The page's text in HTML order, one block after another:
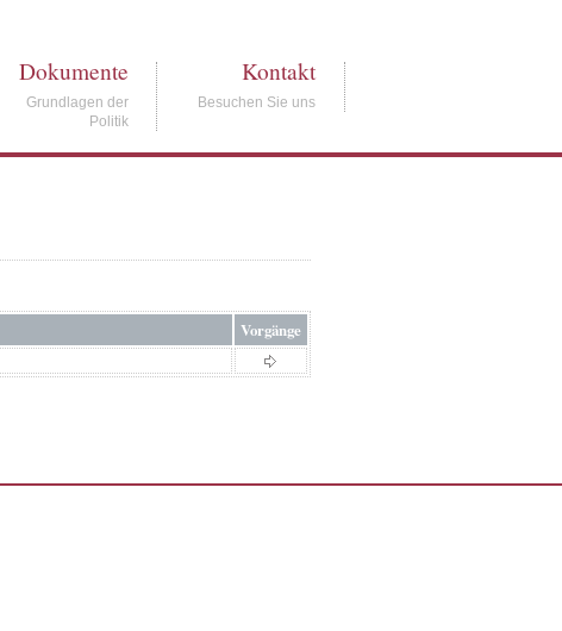
Dokumente
Grundlagen der
Politik
Kontakt
Besuchen Sie uns
Vorgänge